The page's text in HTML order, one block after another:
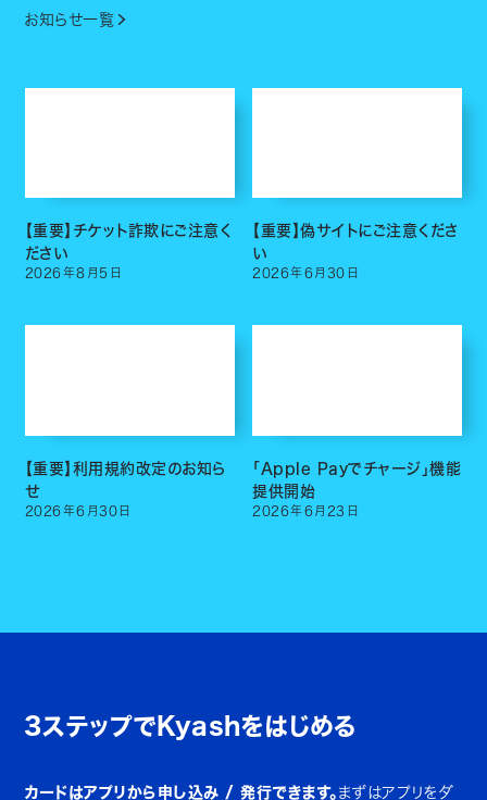
お知らせ一覧
【重要】チケット詐欺にご注意く
ださい
2026年8 月 5 日
【重要】偽サイトにご注意くださ
い
2026年6月 30 日
【重要】利用規約改定のお知ら
せ
2026年6 月 30 日
「Apple Payでチャージ」機能
提供開始
2026年6 月 23 日
3ステップでKyashをはじめる
カードはアプリから申し込み / 発行できます。 まずはアプリをダ